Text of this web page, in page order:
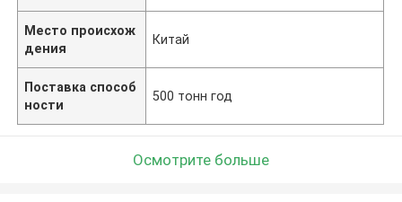
Место происхож
дения
Китай
Поставка способ
ности
500 тонн год
Осмотрите больше